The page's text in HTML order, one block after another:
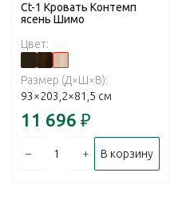
Ct-1 Кровать Контемп
ясень Шимо
Цвет:
Размер (Д×Ш×В):
93×203,2×81,5 см
11 696 ₽
– + В корзину